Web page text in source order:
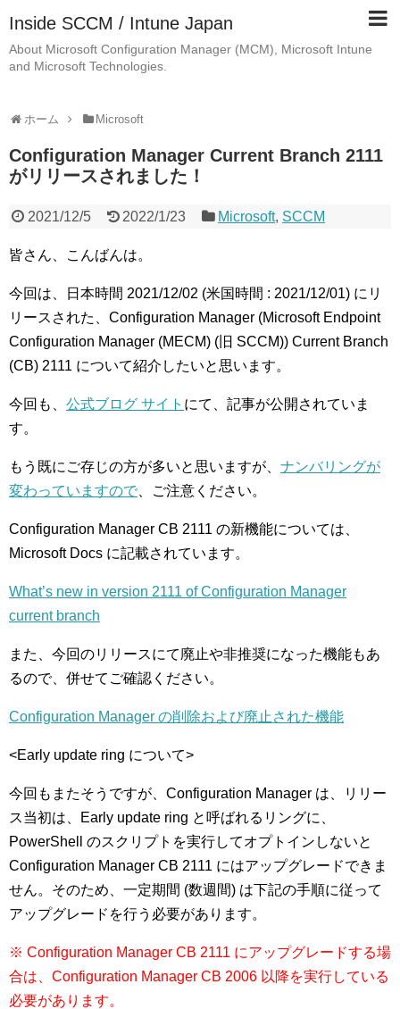
Inside SCCM / Intune Japan
About Microsoft Configuration Manager (MCM), Microsoft Intune
and Microsoft Technologies.
ホーム Microsoft
Configuration Manager Current Branch 2111
がリリースされました！
2021/12/5 2022/1/23 Microsoft, SCCM
皆さん、こんばんは。
今回は、日本時間 2021/12/02 (米国時間 : 2021/12/01) にリ
リースされた、Configuration Manager (Microsoft Endpoint
Configuration Manager (MECM) (旧 SCCM)) Current Branch
(CB) 2111 について紹介したいと思います。
今回も、 公式ブログ サイト にて、記事が公開されていま
す。
もう既にご存じの方が多いと思いますが、 ナンバリングが
変わっていますので 、ご注意ください。
Configuration Manager CB 2111 の新機能については、
Microsoft Docs に記載されています。
What’s new in version 2111 of Configuration Manager
current branch
また、今回のリリースにて廃止や非推奨になった機能もあ
るので、併せてご確認ください。
Configuration Manager の削除および廃止された機能
<Early update ring について>
今回もまたそうですが、Configuration Manager は、リリー
ス当初は、Early update ring と呼ばれるリングに、
PowerShell のスクリプトを実行してオプトインしないと
Configuration Manager CB 2111 にはアップグレードできま
せん。そのため、一定期間 (数週間) は下記の手順に従って
アップグレードを行う必要があります。
※ Configuration Manager CB 2111 にアップグレードする場
合は、Configuration Manager CB 2006 以降を実行している
必要があります。